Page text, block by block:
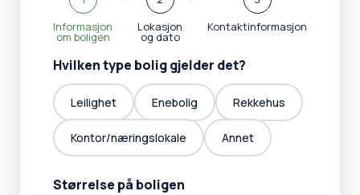
Informasjon
om boligen
Lokasjon
og dato
Kontaktinformasjon
Hvilken type bolig gjelder det?
Leilighet Enebolig Rekkehus
Kontor/næringslokale Annet
Størrelse på boligen